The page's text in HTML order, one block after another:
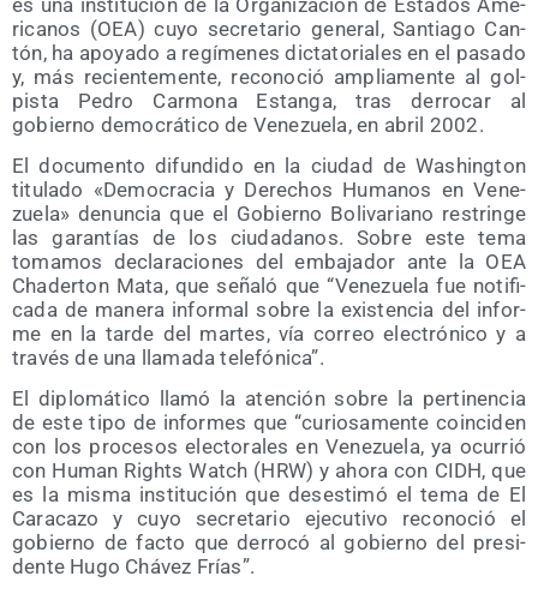
ri­ca­nos (OEA) cuyo secre­ta­rio gene­ral, San­tia­go Can­
tón, ha apo­ya­do a regí­me­nes dic­ta­to­ria­les en el pasa­do
y, más recien­te­men­te, reco­no­ció amplia­men­te al gol­
pis­ta Pedro Car­mo­na Estan­ga, tras derro­car al
gobierno demo­crá­ti­co de Vene­zue­la, en abril 2002.
El docu­men­to difun­di­do en la ciu­dad de Washing­ton
titu­la­do «Demo­cra­cia y Dere­chos Huma­nos en Vene­
zue­la» denun­cia que el Gobierno Boli­va­riano res­trin­ge
las garan­tías de los ciu­da­da­nos. Sobre este tema
toma­mos decla­ra­cio­nes del emba­ja­dor ante la OEA
Cha­der­ton Mata, que seña­ló que “Vene­zue­la fue noti­fi­
ca­da de mane­ra infor­mal sobre la exis­ten­cia del infor­
me en la tar­de del mar­tes, vía correo elec­tró­ni­co y a
tra­vés de una lla­ma­da telefónica”.
El diplo­má­ti­co lla­mó la aten­ción sobre la per­ti­nen­cia
de este tipo de infor­mes que “curio­sa­men­te coin­ci­den
con los pro­ce­sos elec­to­ra­les en Vene­zue­la, ya ocu­rrió
con Human Rights Watch (HRW) y aho­ra con CIDH, que
es la mis­ma ins­ti­tu­ción que des­es­ti­mó el tema de El
Cara­ca­zo y cuyo secre­ta­rio eje­cu­ti­vo reco­no­ció el
gobierno de fac­to que derro­có al gobierno del pre­si­
den­te Hugo Chá­vez Frías”.